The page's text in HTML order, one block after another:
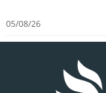
05/08/26